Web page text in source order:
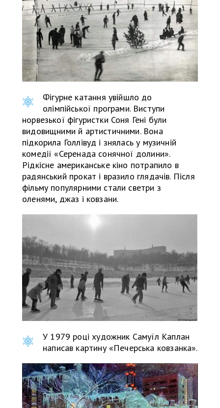
Фігурне катання увійшло до
олімпійської програми. Виступи
норвезької фігуристки Соня Гені були
видовищними й артистичними. Вона
підкорила Голлівуд і знялась у музичній
комедії «Серенада сонячної долини».
Рідкісне американське кіно потрапило в
радянський прокат і вразило глядачів. Після
фільму популярними стали светри з
оленями, джаз і ковзани.
У 1979 році художник Самуїл Каплан
написав картину «Печерська ковзанка».